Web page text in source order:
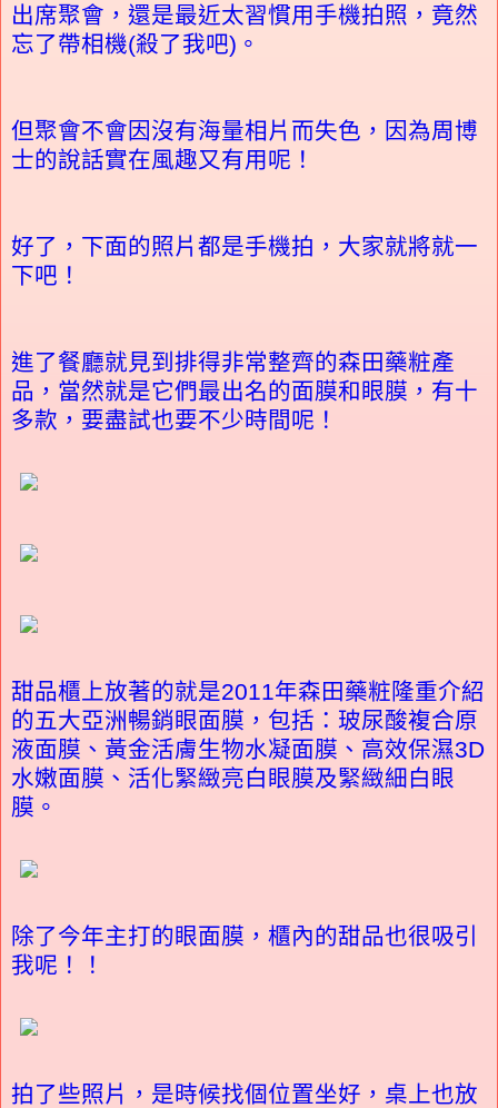
出席聚會，還是最近太習慣用手機拍照，竟然
忘了帶相機(殺了我吧)。
但聚會不會因沒有海量相片而失色，因為周博
士的說話實在風趣又有用呢！
好了，下面的照片都是手機拍，大家就將就一
下吧！
進了餐廳就見到排得非常整齊的森田藥粧產
品，當然就是它們最出名的面膜和眼膜，有十
多款，要盡試也要不少時間呢！
甜品櫃上放著的就是2011年森田藥粧隆重介紹
的五大亞洲暢銷眼面膜，包括：玻尿酸複合原
液面膜、黃金活膚生物水凝面膜、高效保濕3D
水嫩面膜、活化緊緻亮白眼膜及緊緻細白眼
膜。
除了今年主打的眼面膜，櫃內的甜品也很吸引
我呢！！
拍了些照片，是時候找個位置坐好，桌上也放